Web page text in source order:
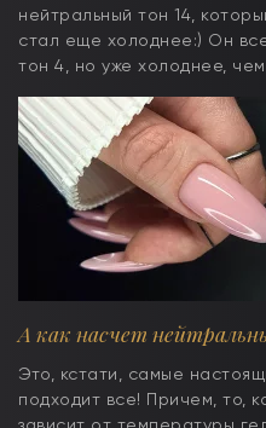
нейтральный тон 14,
стал еще холоднее:) Он
тон 4, но уже холоднее,
А как насчет
Это, кстати, самые
подходит все! Причем, то,